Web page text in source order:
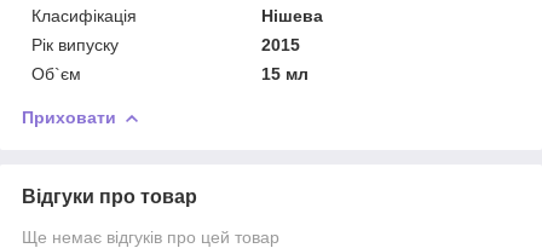
Класифікація
Нішева
Рік випуску
2015
Об`єм
15 мл
Приховати
Відгуки про товар
Ще немає відгуків про цей товар